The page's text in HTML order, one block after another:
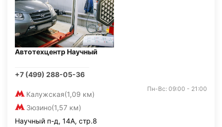
Автотехцентр Научный
+7 (499) 288-05-36
Калужская(1,09 км)
Зюзино(1,57 км)
Пн-Вс: 09:00 - 21:00
Научный п-д, 14А, стр.8